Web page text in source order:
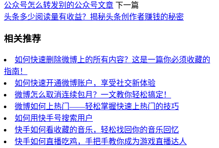
公众号怎么转发别的公众号文章 下一篇
头条多少阅读量有收益？揭秘头条创作者赚钱的秘密
相关推荐
如何快速删除微博上的所有内容？这是一篇你必须收藏的
指南！
如何快速开通微博账户，享受社交新体验
微博怎么取消连续包月？一文教你轻松搞定！
微博如何上热门——轻松掌握快速上热门的技巧
如何用快手号搜索用户
快手如何看收藏的音乐，轻松找回你的音乐回忆
快手如何直播吃鸡，手把手教你成为游戏直播达人